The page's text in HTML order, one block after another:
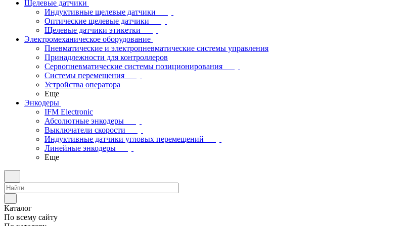
Щелевые датчики
Индуктивные щелевые датчики
Оптические щелевые датчики
Щелевые датчики этикетки
Электромеханическое оборудование
Пневматические и электропневматические системы управления
Принадлежности для контроллеров
Сервопневматические системы позиционирования
Системы перемещения
Устройства оператора
Еще
Энкодеры
IFM Electronic
Абсолютные энкодеры
Выключатели скорости
Индуктивные датчики угловых перемещений
Линейные энкодеры
Еще
Каталог
По всему сайту